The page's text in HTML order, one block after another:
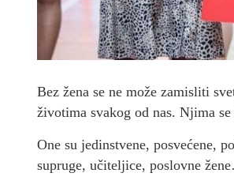
Bez žena se ne može zamisliti
životima svakog od nas. Njima
One su jedinstvene, posvećene,
supruge, učiteljice, poslovne